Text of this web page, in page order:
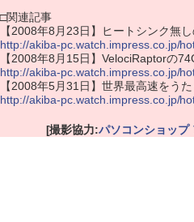
□関連記事
【2008年8月23日】ヒートシンク無
http://akiba-pc.watch.impress.co.jp/
【2008年8月15日】VelociRaptorの
http://akiba-pc.watch.impress.co.jp/
【2008年5月31日】世界最高速をう
http://akiba-pc.watch.impress.co.jp/
[撮影協力:パソコンショップ